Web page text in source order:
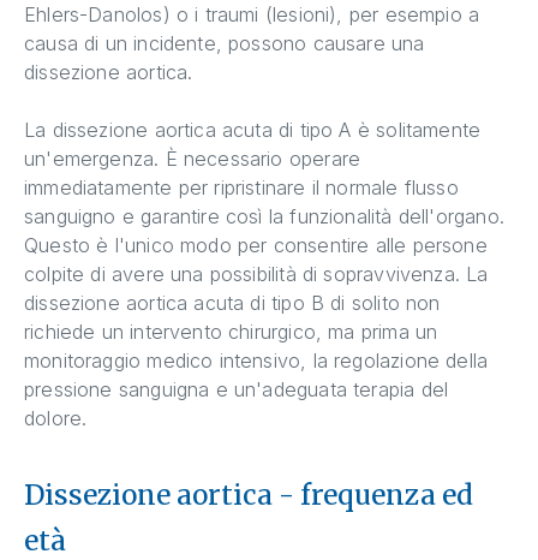
Ehlers-Danolos) o i traumi (lesioni), per esempio a
causa di un incidente, possono causare una
dissezione aortica.
La dissezione aortica acuta di tipo A è solitamente
un'emergenza. È necessario operare
immediatamente per ripristinare il normale flusso
sanguigno e garantire così la funzionalità dell'organo.
Questo è l'unico modo per consentire alle persone
colpite di avere una possibilità di sopravvivenza. La
dissezione aortica acuta di tipo B di solito non
richiede un intervento chirurgico, ma prima un
monitoraggio medico intensivo, la regolazione della
pressione sanguigna e un'adeguata terapia del
dolore.
Dissezione aortica - frequenza ed
età